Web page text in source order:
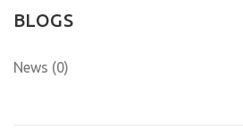
BLOGS
News (0)